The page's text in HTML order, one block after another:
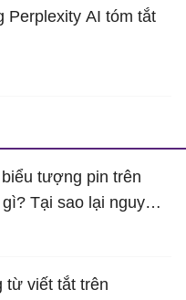
Perplexity AI tóm tắt
tượng pin trên
Tại sao lại nguy
từ viết tắt trên